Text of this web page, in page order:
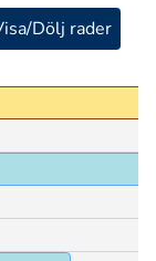
Dölj rader